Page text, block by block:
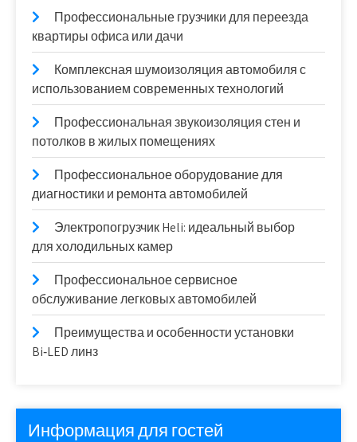
Профессиональные грузчики для переезда
квартиры офиса или дачи
Комплексная шумоизоляция автомобиля с
использованием современных технологий
Профессиональная звукоизоляция стен и
потолков в жилых помещениях
Профессиональное оборудование для
диагностики и ремонта автомобилей
Электропогрузчик Heli: идеальный выбор
для холодильных камер
Профессиональное сервисное
обслуживание легковых автомобилей
Преимущества и особенности установки
Bi‑LED линз
Информация для гостей